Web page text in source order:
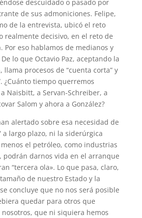
descuidado o pasado por
de sus admoniciones. Felipe,
de la entrevista, ubicó el reto
realmente decisivo, en el reto de
Por eso hablamos de medianos y
lo que Octavio Paz, aceptando la
procesos de “cuenta corta” y
¿Cuánto tiempo querremos
Naisbitt, a Servan-Schreiber, a
Salom y ahora a González?
alertado sobre esa necesidad de
a largo plazo, ni la siderúrgica
el petróleo, como industrias
podrán darnos vida en el arranque
“tercera ola». Lo que pasa, claro,
de nuestro Estado y la
concluye que no nos será posible
quedar para otros que
que ni siquiera hemos